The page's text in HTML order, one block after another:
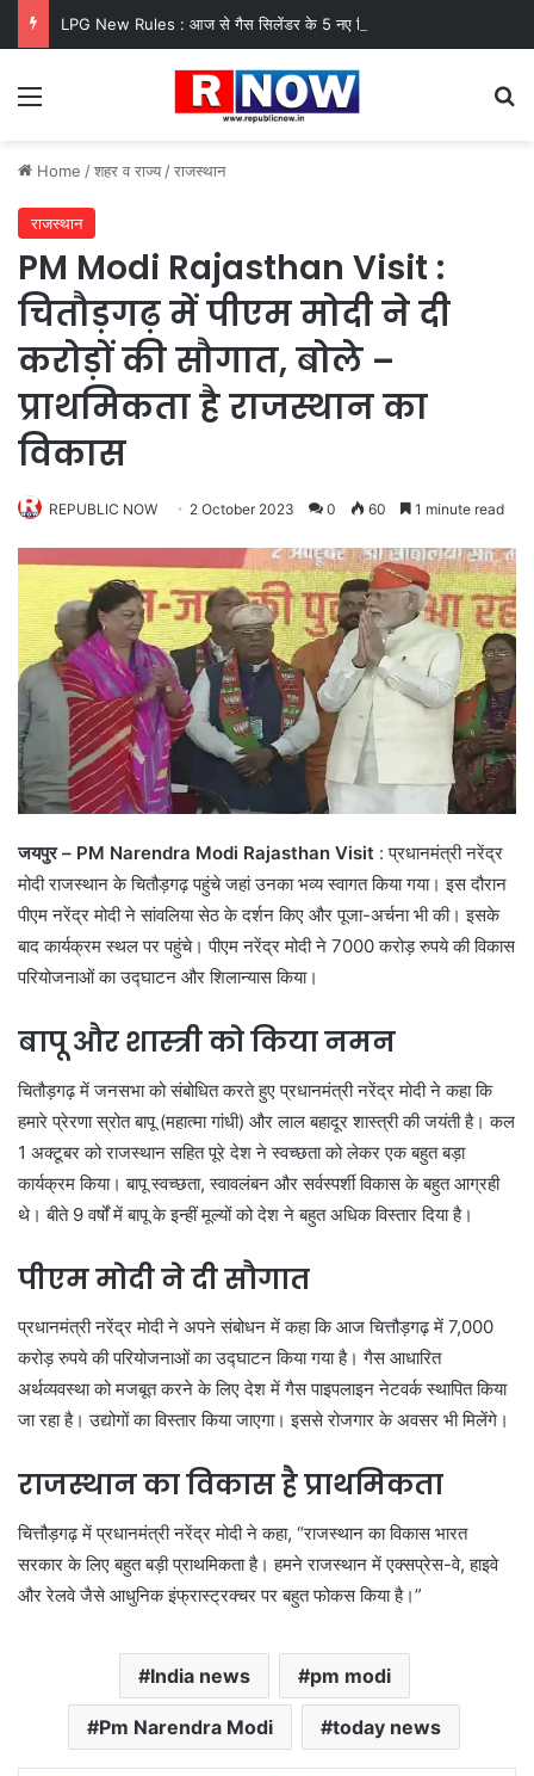
Menu
Home /शहर व राज्य /राजस्थान
राजस्थान
PM Modi Rajasthan Visit :
चितौड़गढ़ में पीएम मोदी ने दी
करोड़ों की सौगात, बोले –
प्राथमिकता है राजस्थान का
विकास
REPUBLIC NOW 2 October 2023 0 60 1 minute read
जयपुर – PM Narendra Modi Rajasthan Visit : प्रधानमंत्री नरेंद्र
मोदी राजस्थान के चितौड़गढ़ पहुंचे जहां उनका भव्य स्वागत किया गया। इस दौरान
पीएम नरेंद्र मोदी ने सांवलिया सेठ के दर्शन किए और पूजा-अर्चना भी की। इसके
बाद कार्यक्रम स्थल पर पहुंचे। पीएम नरेंद्र मोदी ने 7000 करोड़ रुपये की विकास
परियोजनाओं का उद्घाटन और शिलान्यास किया।
बापू और शास्त्री को किया नमन
चितौड़गढ़ में जनसभा को संबोधित करते हुए प्रधानमंत्री नरेंद्र मोदी ने कहा कि
हमारे प्रेरणा स्रोत बापू (महात्मा गांधी) और लाल बहादूर शास्त्री की जयंती है। कल
1 अक्टूबर को राजस्थान सहित पूरे देश ने स्वच्छता को लेकर एक बहुत बड़ा
कार्यक्रम किया। बापू स्वच्छता, स्वावलंबन और सर्वस्पर्शी विकास के बहुत आग्रही
थे। बीते 9 वर्षों में बापू के इन्हीं मूल्यों को देश ने बहुत अधिक विस्तार दिया है।
पीएम मोदी ने दी सौगात
प्रधानमंत्री नरेंद्र मोदी ने अपने संबोधन में कहा कि आज चित्तौड़गढ़ में 7,000
करोड़ रुपये की परियोजनाओं का उद्घाटन किया गया है। गैस आधारित
अर्थव्यवस्था को मजबूत करने के लिए देश में गैस पाइपलाइन नेटवर्क स्थापित किया
जा रहा है। उद्योगों का विस्तार किया जाएगा। इससे रोजगार के अवसर भी मिलेंगे।
राजस्थान का विकास है प्राथमिकता
चित्तौड़गढ़ में प्रधानमंत्री नरेंद्र मोदी ने कहा, “राजस्थान का विकास भारत
सरकार के लिए बहुत बड़ी प्राथमिकता है। हमने राजस्थान में एक्सप्रेस-वे, हाइवे
और रेलवे जैसे आधुनिक इंफ्रास्ट्रक्चर पर बहुत फोकस किया है।”
India news pm modi
Pm Narendra Modi today news